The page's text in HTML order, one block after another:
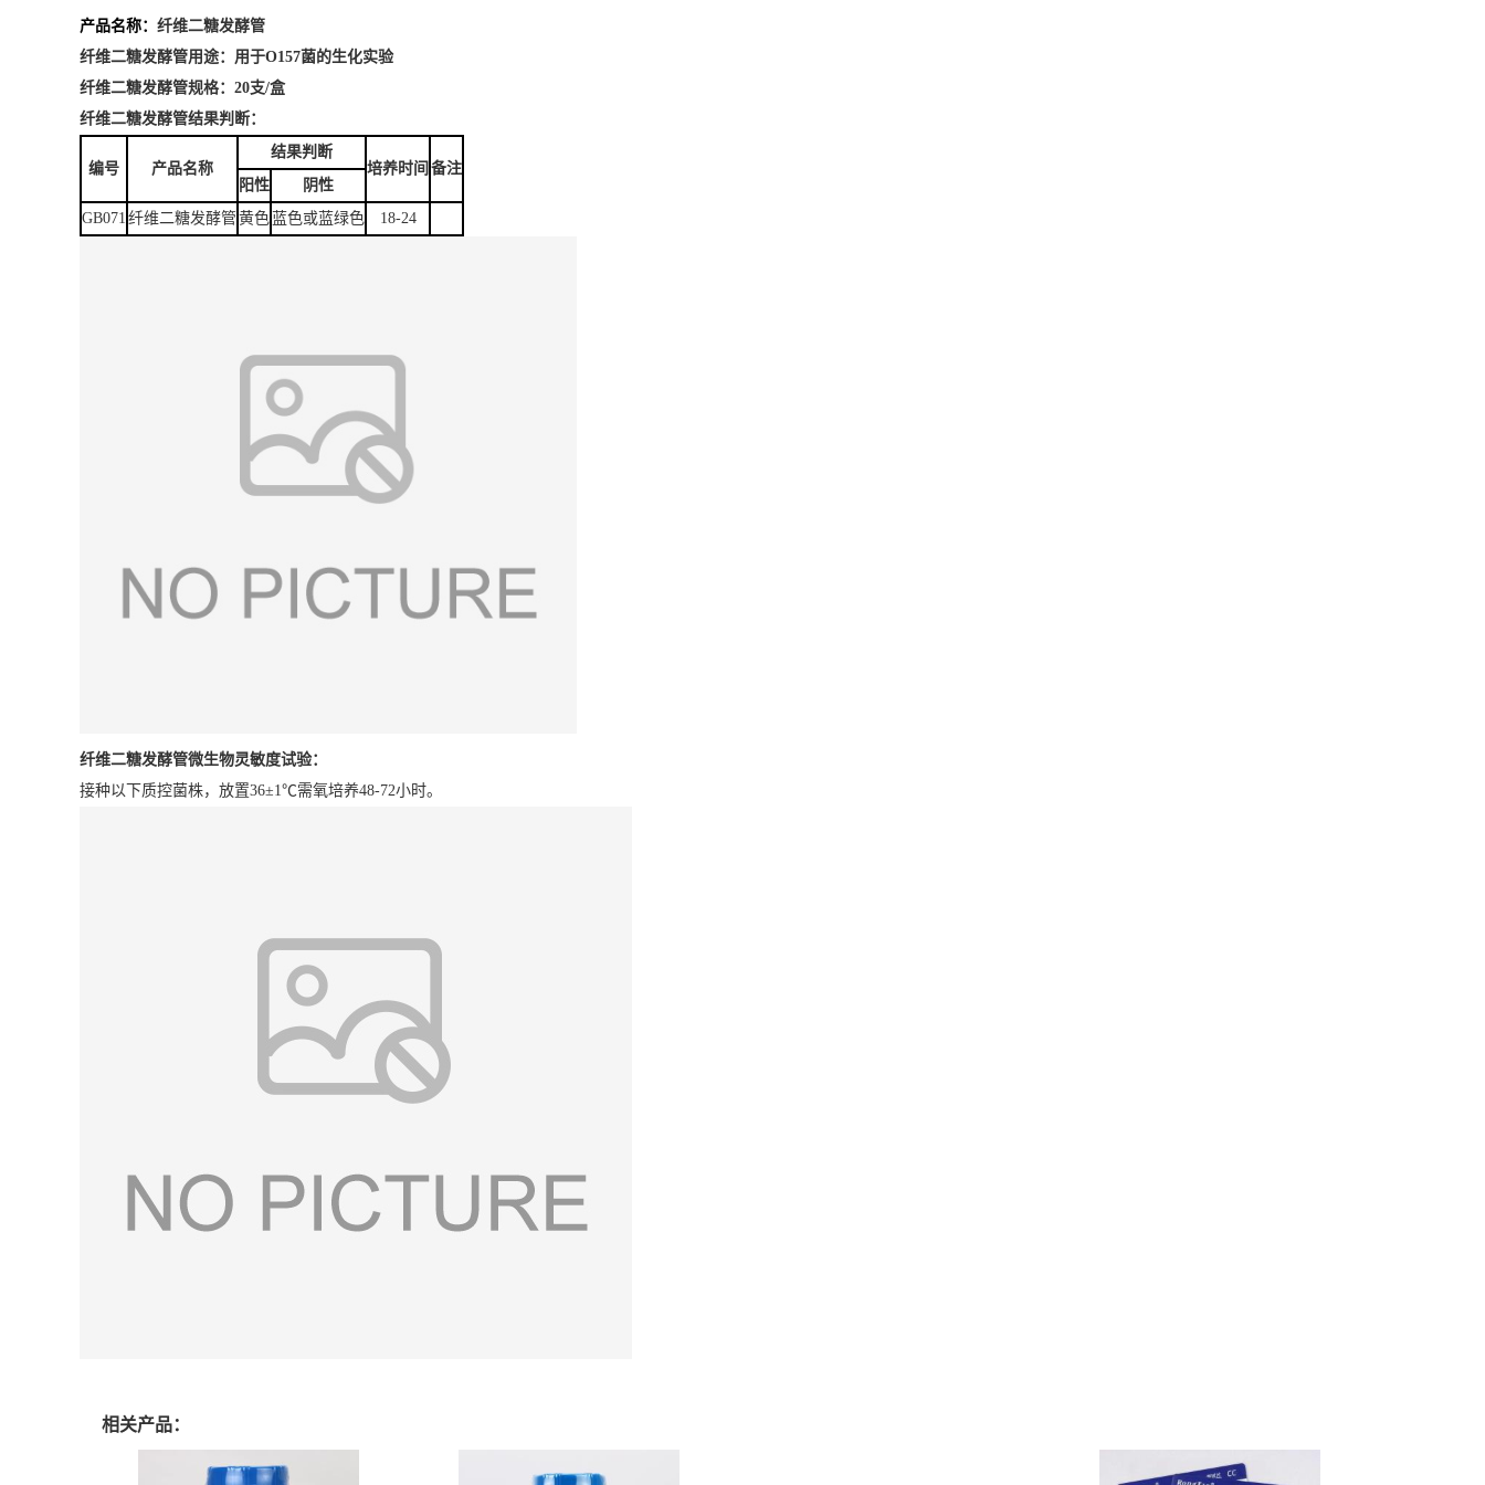
产品名称： 纤维二糖发酵管
纤维二糖发酵管用途： 用于O157菌的生化实验
纤维二糖发酵管规格：20支/盒
纤维二糖发酵管结果判断：
编号 产品名称
结果判断
培养时间 备注
阳性
阴性
GB071 纤维二糖发酵管 黄色 蓝色或蓝绿色 18-24
纤维二糖发酵管微生物灵敏度试验：
接种以下质控菌株，放置36±1℃需氧培养48-72小时。
相关产品：